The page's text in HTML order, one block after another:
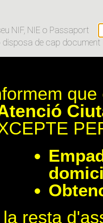
NIF, NIE o Passaport
disposa de cap document
la resta